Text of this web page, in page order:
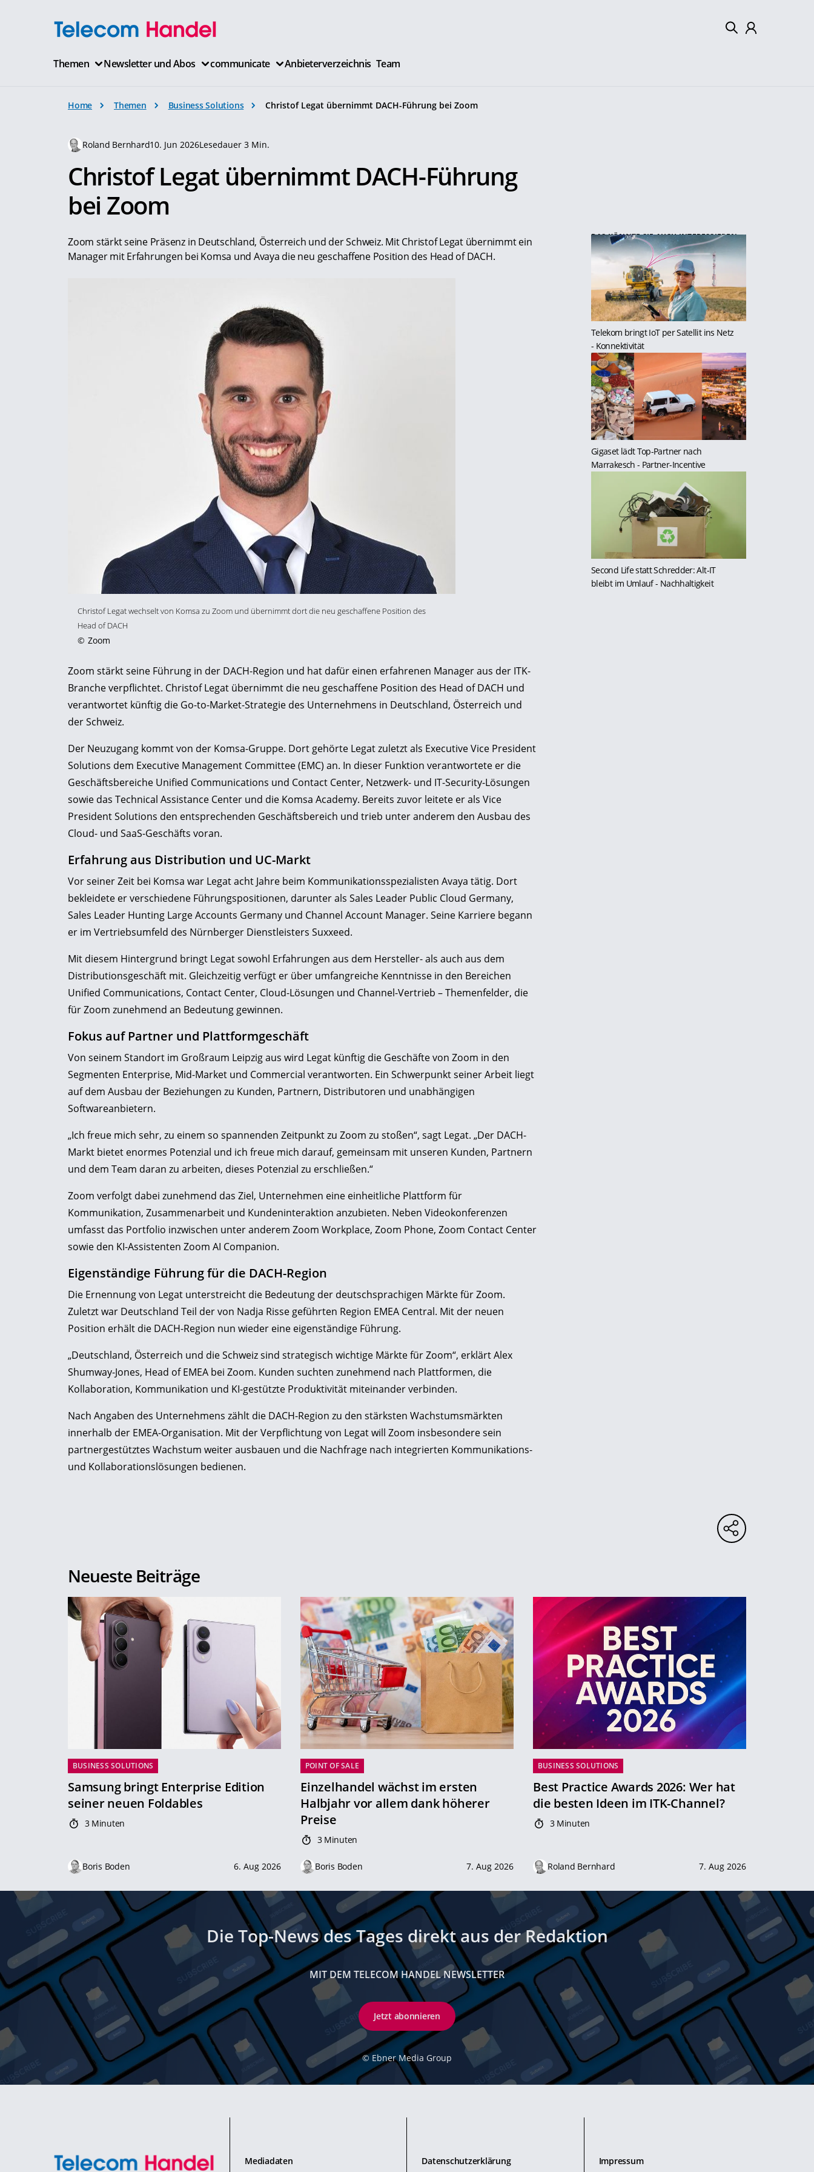
Themen Newsletter und Abos communicate Anbieterverzeichnis Team
Home Themen Business Solutions Christof Legat übernimmt DACH-Führung bei Zoom
Roland Bernhard10. Jun 2026Lesedauer 3 Min.
Christof Legat übernimmt DACH-Führung
bei Zoom
Zoom stärkt seine Präsenz in Deutschland, Österreich und der Schweiz. Mit Christof Legat übernimmt ein
Manager mit Erfahrungen bei Komsa und Avaya die neu geschaffene Position des Head of DACH.
Christof Legat wechselt von Komsa zu Zoom und übernimmt dort die neu geschaffene Position des
Head of DACH
© Zoom
Zoom stärkt seine Führung in der DACH-Region und hat dafür einen erfahrenen Manager aus der ITK-
Branche verpflichtet. Christof Legat übernimmt die neu geschaffene Position des Head of DACH und
verantwortet künftig die Go-to-Market-Strategie des Unternehmens in Deutschland, Österreich und
der Schweiz.
Der Neuzugang kommt von der Komsa-Gruppe. Dort gehörte Legat zuletzt als Executive Vice President
Solutions dem Executive Management Committee (EMC) an. In dieser Funktion verantwortete er die
Geschäftsbereiche Unified Communications und Contact Center, Netzwerk- und IT-Security-Lösungen
sowie das Technical Assistance Center und die Komsa Academy. Bereits zuvor leitete er als Vice
President Solutions den entsprechenden Geschäftsbereich und trieb unter anderem den Ausbau des
Cloud- und SaaS-Geschäfts voran.
Erfahrung aus Distribution und UC-Markt
Vor seiner Zeit bei Komsa war Legat acht Jahre beim Kommunikationsspezialisten Avaya tätig. Dort
bekleidete er verschiedene Führungspositionen, darunter als Sales Leader Public Cloud Germany,
Sales Leader Hunting Large Accounts Germany und Channel Account Manager. Seine Karriere begann
er im Vertriebsumfeld des Nürnberger Dienstleisters Suxxeed.
Mit diesem Hintergrund bringt Legat sowohl Erfahrungen aus dem Hersteller- als auch aus dem
Distributionsgeschäft mit. Gleichzeitig verfügt er über umfangreiche Kenntnisse in den Bereichen
Unified Communications, Contact Center, Cloud-Lösungen und Channel-Vertrieb – Themenfelder, die
für Zoom zunehmend an Bedeutung gewinnen.
Fokus auf Partner und Plattformgeschäft
Von seinem Standort im Großraum Leipzig aus wird Legat künftig die Geschäfte von Zoom in den
Segmenten Enterprise, Mid-Market und Commercial verantworten. Ein Schwerpunkt seiner Arbeit liegt
auf dem Ausbau der Beziehungen zu Kunden, Partnern, Distributoren und unabhängigen
Softwareanbietern.
„Ich freue mich sehr, zu einem so spannenden Zeitpunkt zu Zoom zu stoßen“, sagt Legat. „Der DACH-
Markt bietet enormes Potenzial und ich freue mich darauf, gemeinsam mit unseren Kunden, Partnern
und dem Team daran zu arbeiten, dieses Potenzial zu erschließen.“
Zoom verfolgt dabei zunehmend das Ziel, Unternehmen eine einheitliche Plattform für
Kommunikation, Zusammenarbeit und Kundeninteraktion anzubieten. Neben Videokonferenzen
umfasst das Portfolio inzwischen unter anderem Zoom Workplace, Zoom Phone, Zoom Contact Center
sowie den KI-Assistenten Zoom AI Companion.
Eigenständige Führung für die DACH-Region
Die Ernennung von Legat unterstreicht die Bedeutung der deutschsprachigen Märkte für Zoom.
Zuletzt war Deutschland Teil der von Nadja Risse geführten Region EMEA Central. Mit der neuen
Position erhält die DACH-Region nun wieder eine eigenständige Führung.
„Deutschland, Österreich und die Schweiz sind strategisch wichtige Märkte für Zoom“, erklärt Alex
Shumway-Jones, Head of EMEA bei Zoom. Kunden suchten zunehmend nach Plattformen, die
Kollaboration, Kommunikation und KI-gestützte Produktivität miteinander verbinden.
Nach Angaben des Unternehmens zählt die DACH-Region zu den stärksten Wachstumsmärkten
innerhalb der EMEA-Organisation. Mit der Verpflichtung von Legat will Zoom insbesondere sein
partnergestütztes Wachstum weiter ausbauen und die Nachfrage nach integrierten Kommunikations-
und Kollaborationslösungen bedienen.
DAS KÖNNTE SIE AUCH INTERESSIEREN:
Telekom bringt IoT per Satellit ins Netz
- Konnektivität
Gigaset lädt Top-Partner nach
Marrakesch - Partner-Incentive
Second Life statt Schredder: Alt-IT
bleibt im Umlauf- Nachhaltigkeit
Neueste Beiträge
BUSINESS SOLUTIONS
Samsung bringt Enterprise Edition
seiner neuen Foldables
3 Minuten
Boris Boden 6. Aug 2026
POINT OF SALE
Einzelhandel wächst im ersten
Halbjahr vor allem dank höherer
Preise
3 Minuten
Boris Boden 7. Aug 2026
BUSINESS SOLUTIONS
Best Practice Awards 2026: Wer hat
die besten Ideen im ITK-Channel?
3 Minuten
Roland Bernhard 7. Aug 2026
Die Top-News des Tages direkt aus der Redaktion
MIT DEM TELECOM HANDEL NEWSLETTER
Jetzt abonnieren
© Ebner Media Group
Mediadaten Datenschutzerklärung Impressum